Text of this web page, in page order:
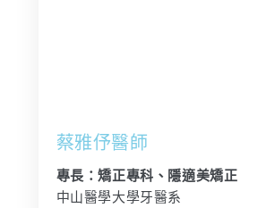
蔡雅伃醫師
專長：矯正專科、隱適美矯正
中山醫學大學牙醫系